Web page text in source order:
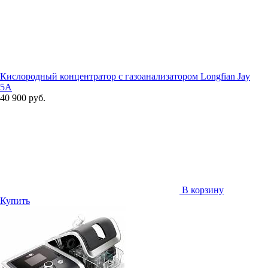
Кислородный концентратор с газоанализатором Longfian Jay
5A
40 900 руб.
В корзину
Купить